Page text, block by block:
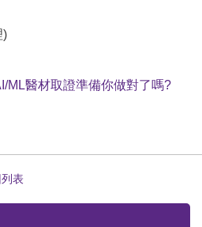
)
ML醫材取證準備你做對了嗎?
表